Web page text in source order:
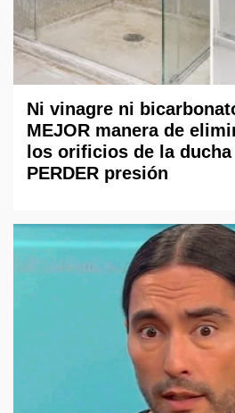
Ni vinagre ni
MEJOR manera de
los orificios de la
PERDER presión